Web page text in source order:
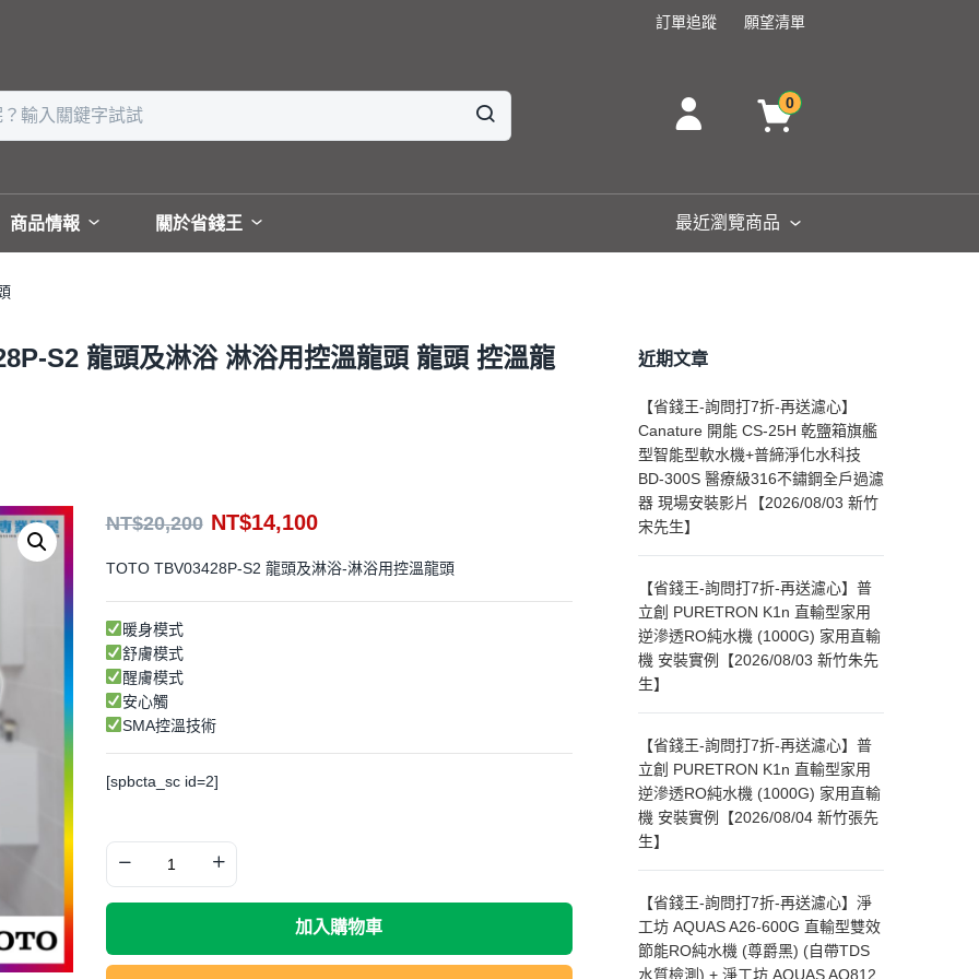
訂單追蹤 願望清單
0
商品情報 關於省錢王 最近瀏覽商品
S2 龍頭及淋浴 淋浴用控溫龍頭 龍頭 控溫龍
NT$20,200 NT$14,100
TOTO TBV03428P-S2 龍頭及淋浴-淋浴用控溫龍頭
暖身模式
舒膚模式
醒膚模式
安心觸
SMA控溫技術
[spbcta_sc id=2]
加入購物車
近期文章
【省錢王-詢問打7折-再送濾心】
Canature 開能 CS-25H 乾鹽箱旗艦
型智能型軟水機+普締淨化水科技
BD-300S 醫療級316不鏽鋼全戶過濾
器 現場安裝影片【2026/08/03 新竹
宋先生】
【省錢王-詢問打7折-再送濾心】普
立創 PURETRON K1n 直輸型家用
逆滲透RO純水機 (1000G) 家用直輸
機 安裝實例【2026/08/03 新竹朱先
生】
【省錢王-詢問打7折-再送濾心】普
立創 PURETRON K1n 直輸型家用
逆滲透RO純水機 (1000G) 家用直輸
機 安裝實例【2026/08/04 新竹張先
生】
【省錢王-詢問打7折-再送濾心】淨
工坊 AQUAS A26-600G 直輸型雙效
節能RO純水機 (尊爵黑) (自帶TDS
水質檢測) + 淨工坊 AQUAS AQ812